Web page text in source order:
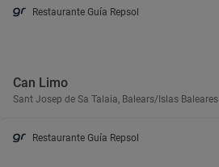
Restaurante Guía Repsol
Can Limo
Sant Josep de Sa Talaia, Balears/Islas Baleares
Restaurante Guía Repsol